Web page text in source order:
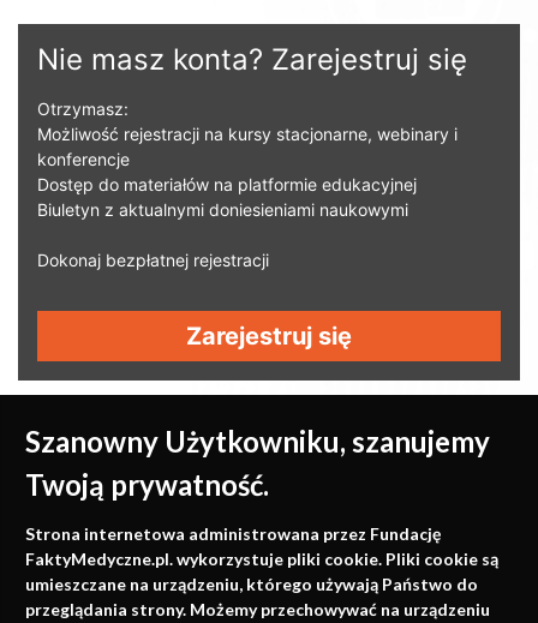
Szanowny Użytkowniku, szanujemy
Twoją prywatność.
Strona internetowa administrowana przez Fundację
FaktyMedyczne.pl. wykorzystuje pliki cookie. Pliki cookie są
umieszczane na urządzeniu, którego używają Państwo do
przeglądania strony. Możemy przechowywać na urządzeniu
Nie masz konta? Zarejestruj się
Otrzymasz:
Możliwość rejestracji na kursy stacjonarne, webinary i
konferencje
Dostęp do materiałów na platformie edukacyjnej
Biuletyn z aktualnymi doniesieniami naukowymi
Dokonaj bezpłatnej rejestracji
Zarejestruj się
Medycyna oparta na
faktach
Konferencje, szkolenia, e-learning, wydawnictwo